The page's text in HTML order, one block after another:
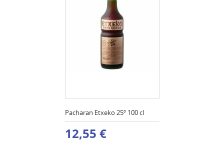
Pacharan Etxeko 25º 100 cl
12,55 €